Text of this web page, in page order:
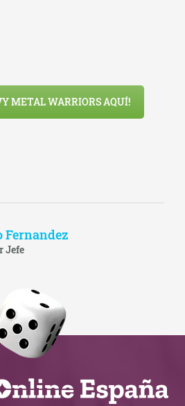
METAL WARRIORS AQUÍ!
Fernandez
Jefe